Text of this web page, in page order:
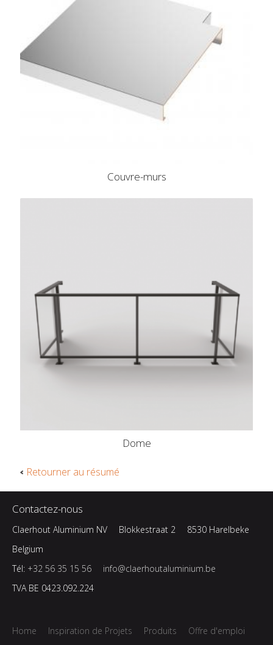
Couvre-murs
Dome
Retourner au résumé
Contactez-nous
Claerhout Aluminium NV Blokkestraat 2
8530 Harelbeke
Belgium
Tél: +32 56 35 15 56
info@claerhoutaluminium.be
TVA BE 0423.092.224
Home Inspiration de Projets Produits Offre d'emploi